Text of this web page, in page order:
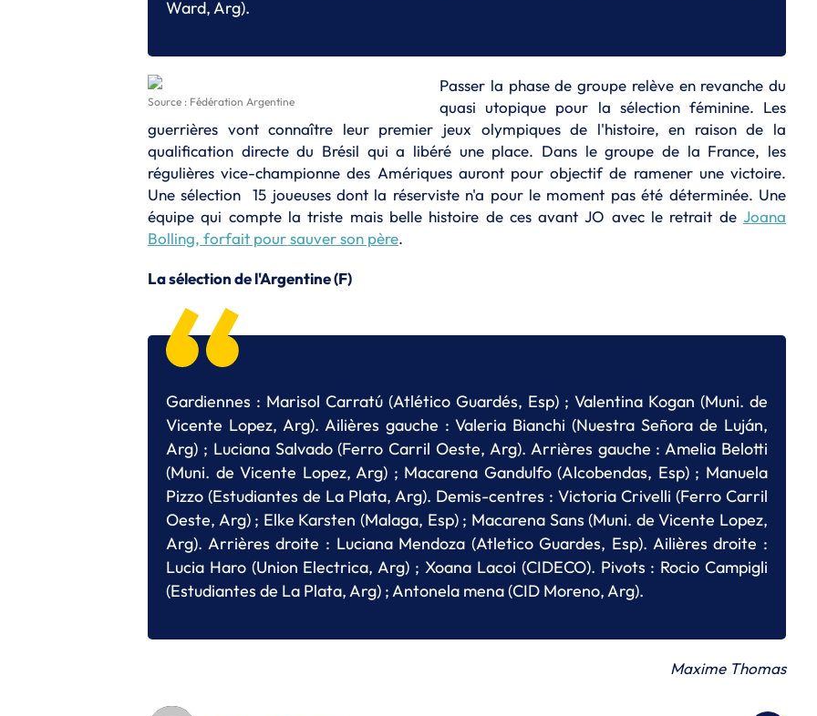
Ward, Arg).
Source : Fédération Argentine
Passer la phase de groupe relève en revanche du
quasi utopique pour la sélection féminine. Les
guerrières vont connaître leur premier jeux olympiques de l'histoire, en raison de la
qualification directe du Brésil qui a libéré une place. Dans le groupe de la France, les
régulières vice-championne des Amériques auront pour objectif de ramener une victoire.
Une sélection 15 joueuses dont la réserviste n'a pour le moment pas été déterminée. Une
équipe qui compte la triste mais belle histoire de ces avant JO avec le retrait de Joana
Bolling, forfait pour sauver son père.
La sélection de l'Argentine (F)
Gardiennes : Marisol Carratú (Atlético Guardés, Esp) ; Valentina Kogan (Muni. de
Vicente Lopez, Arg). Ailières gauche : Valeria Bianchi (Nuestra Señora de Luján,
Arg) ; Luciana Salvado (Ferro Carril Oeste, Arg). Arrières gauche : Amelia Belotti
(Muni. de Vicente Lopez, Arg) ; Macarena Gandulfo (Alcobendas, Esp) ; Manuela
Pizzo (Estudiantes de La Plata, Arg). Demis-centres : Victoria Crivelli (Ferro Carril
Oeste, Arg) ; Elke Karsten (Malaga, Esp) ; Macarena Sans (Muni. de Vicente Lopez,
Arg). Arrières droite : Luciana Mendoza (Atletico Guardes, Esp). Ailières droite :
Lucia Haro (Union Electrica, Arg) ; Xoana Lacoi (CIDECO). Pivots : Rocio Campigli
(Estudiantes de La Plata, Arg) ; Antonela mena (CID Moreno, Arg).
Maxime Thomas